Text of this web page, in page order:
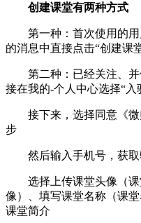
创建课堂有两种方式
第一种：首次使用的
的消息中直接点击“创建课
第二种：已经关注、
接在我的-个人中心选择“入
接下来，选择同意《
步
然后输入手机号，获
选择上传课堂头像（
像）、填写课堂名称（课
课堂简介